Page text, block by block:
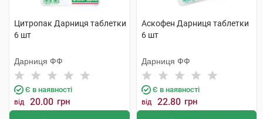
Цитропак Дарниця таблетки
6 шт
Дарниця ФФ
Є в наявності
від 20.00 грн
Аскофен Дарниця таблетки
6 шт
Дарниця ФФ
Є в наявності
від 22.80 грн